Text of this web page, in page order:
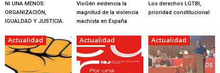
NI UNA MENOS:
ORGANIZACIÓN,
IGUALDAD Y JUSTICIA.
VioGén evidencia la
magnitud de la violencia
machista en España
Los derechos LGTBI,
prioridad constitucional
Actualidad Actualidad Actualidad